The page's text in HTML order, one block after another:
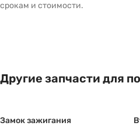
срокам и стоимости.
Другие запчасти для
Замок зажигания